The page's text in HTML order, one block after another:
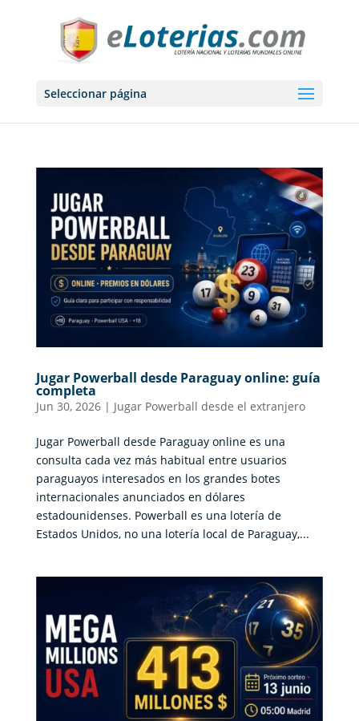
Seleccionar página
Jugar Powerball desde Paraguay online: guía
completa
Jun 30, 2026| Jugar Powerball desde el extranjero
Jugar Powerball desde Paraguay online es una
consulta cada vez más habitual entre usuarios
paraguayos interesados en los grandes botes
internacionales anunciados en dólares
estadounidenses. Powerball es una lotería de
Estados Unidos, no una lotería local de Paraguay,...